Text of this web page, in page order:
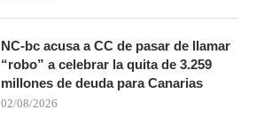
NC-bc acusa a CC de pasar de llamar
“robo” a celebrar la quita de 3.259
millones de deuda para Canarias
02/08/2026